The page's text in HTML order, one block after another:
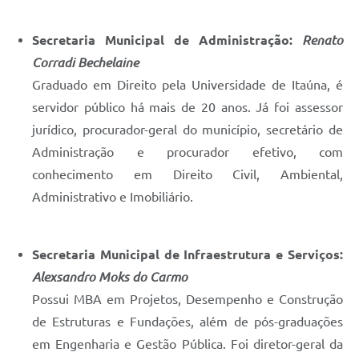
Secretaria Municipal de Administração: Renato
Corradi Bechelaine
Graduado em Direito pela Universidade de Itaúna, é
servidor público há mais de 20 anos. Já foi assessor
jurídico, procurador-geral do município, secretário de
Administração e procurador efetivo, com
conhecimento em Direito Civil, Ambiental,
Administrativo e Imobiliário.
Secretaria Municipal de Infraestrutura e Serviços:
Alexsandro Moks do Carmo
Possui MBA em Projetos, Desempenho e Construção
de Estruturas e Fundações, além de pós-graduações
em Engenharia e Gestão Pública. Foi diretor-geral da